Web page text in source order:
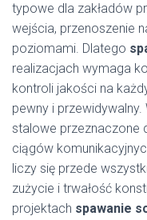
typowe dla zakładów
wejścia, przenoszenie
poziomami. Dlatego
realizacjach wymaga
kontroli jakości na
pewny i
stalowe przeznaczone
ciągów
liczy się przede
zużycie i trwałość
projektach spawanie